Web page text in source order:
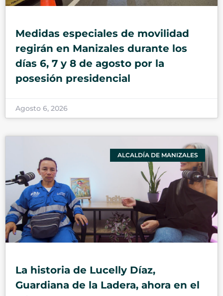
Medidas especiales de movilidad
regirán en Manizales durante los
días 6, 7 y 8 de agosto por la
posesión presidencial
Agosto 6, 2026
ALCALDÍA DE MANIZALES
La historia de Lucelly Díaz,
Guardiana de la Ladera, ahora en el